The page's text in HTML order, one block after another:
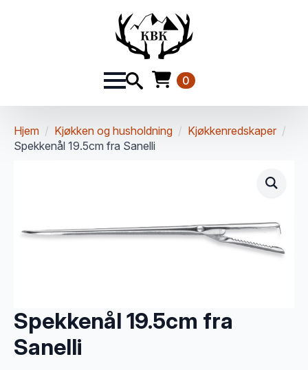
0
Hjem Kjøkken og husholdning
Kjøkkenredskaper
Spekkenål 19.5cm fra Sanelli
Spekkenål 19.5cm fra
Sanelli